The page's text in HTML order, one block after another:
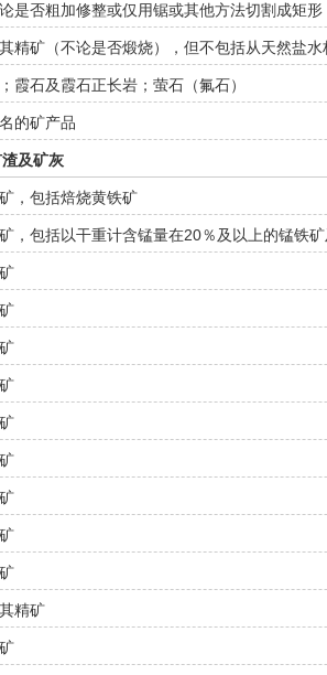
是否粗加修整或仅用锯或其他方法切割成矩
精矿（不论是否煅烧），但不包括从天然盐
霞石及霞石正长岩；萤石（氟石）
的矿产品
及矿灰
，包括焙烧黄铁矿
，包括以干重计含锰量在20％及以上的锰铁
精矿